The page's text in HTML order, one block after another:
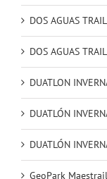
DOS AGUAS
DOS AGUAS
DUATLON
DUATLÓN
DUATLÓN
GeoPark